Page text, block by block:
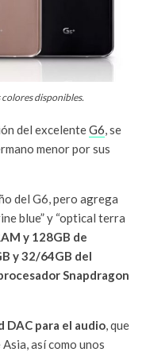
disponibles.
del excelenteG6, se
menor por sus
del G6, pero agrega
blue” y “optical terra
y 128GB de
y 32/64GB del
Snapdragon
DAC para el audio, que
así como unos